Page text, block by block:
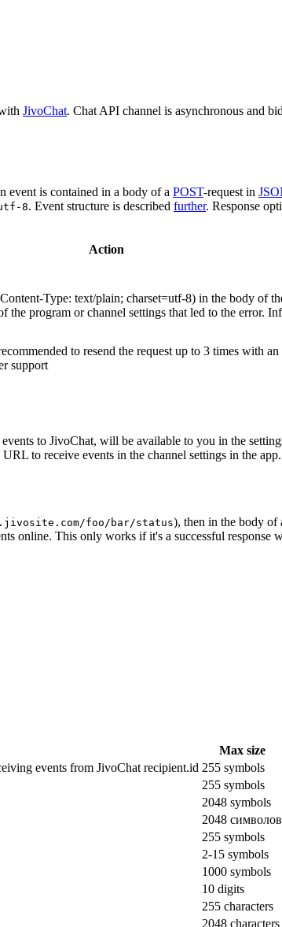
JivoChat. Chat API channel is asynchronous and
event is contained in a body of a POST-request in
8. Event structure is described further. Response
Action
Type: text/plain; charset=utf-8) in the body of
the program or channel settings that led to the error.
to resend the request up to 3 times with
support
events to JivoChat, will be available to you in the
to receive events in the channel settings in the app.
foo/bar/status), then in the body of
online. This only works if it's a successful response
Max size
events from JivoChat recipient.id 255 symbols
255 symbols
2048 symbols
2048 символов
255 symbols
2-15 symbols
1000 symbols
10 digits
255 characters
2048 characters